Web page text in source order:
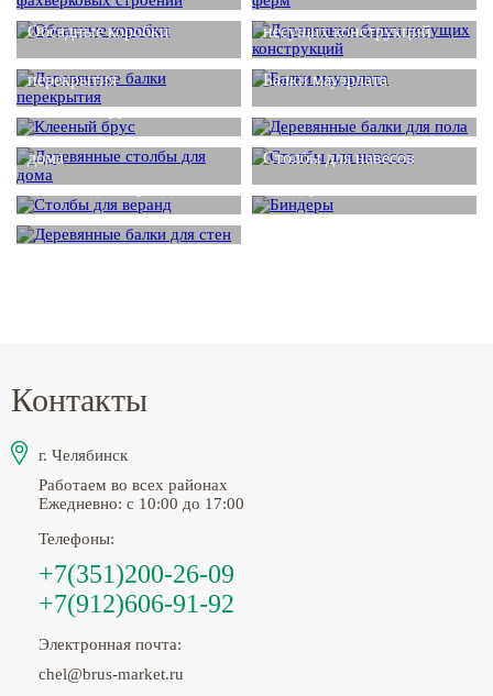
Обсадные коробки
Деревянные балки
несущих конструкций
Деревянные балки
перекрытия
Балки мауэрлата
Клееный брус
Деревянные балки для
пола
Деревянные столбы для
дома
Столбы для навесов
Столбы для веранд
Биндеры
Деревянные балки для
стен
Контакты
г. Челябинск
Работаем во всех районах
Ежедневно: с 10:00 до 17:00
Телефоны:
+7(351)200-26-09
+7(912)606-91-92
Электронная почта:
chel@brus-market.ru